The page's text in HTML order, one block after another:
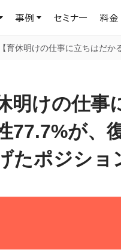
代のAIリテラ
ース
シーのミニコ
事例
プロセスと成果を、インタビュ
お客様から寄せられた、リアル
した信頼と実績の一覧を、こち
セミナー 料金
役立つ、課題解決のための資料
リースなど、UMUに関する最新
ット
高い研修コースを購入し、即座
28,000社以上の導入実績と基
、社名に込められた想い
【育休明けの仕事に立ちはだ
明けの仕
77.7%が、
たポジショ